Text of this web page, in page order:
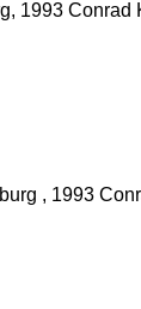
1993
, 1993